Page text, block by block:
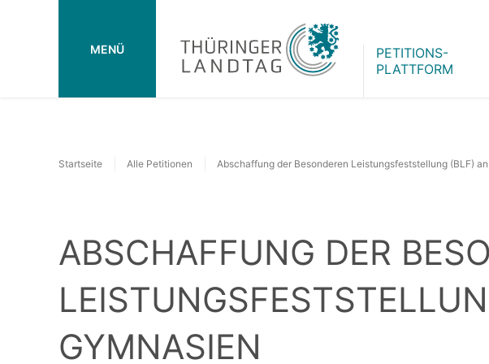
MENÜ
PETITIONS-
PLATTFORM
Startseite Alle Petitionen Abschaffung der Besonderen Leistungsfeststellung (BLF)
ABSCHAFFUNG DER
GYMNASIEN